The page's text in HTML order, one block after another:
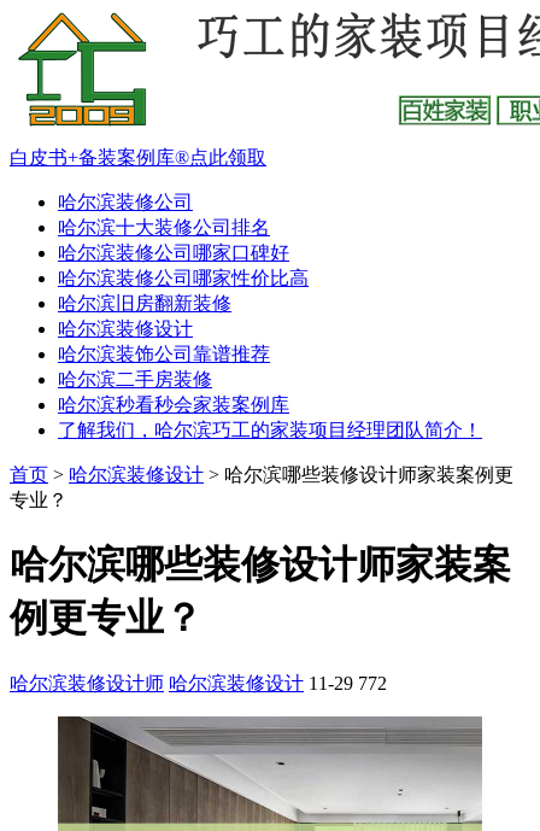
白皮书+备装案例库®点此领取
哈尔滨装修公司
哈尔滨十大装修公司排名
哈尔滨装修公司哪家口碑好
哈尔滨装修公司哪家性价比高
哈尔滨旧房翻新装修
哈尔滨装修设计
哈尔滨装饰公司靠谱推荐
哈尔滨二手房装修
哈尔滨秒看秒会家装案例库
了解我们，哈尔滨巧工的家装项目经理团队简介！
首页 > 哈尔滨装修设计 > 哈尔滨哪些装修设计师家装案例更
专业？
哈尔滨哪些装修设计师家装案
例更专业？
哈尔滨装修设计师 哈尔滨装修设计 11-29 772